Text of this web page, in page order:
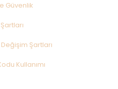
Güvenlik
Şartları
Kullanımı